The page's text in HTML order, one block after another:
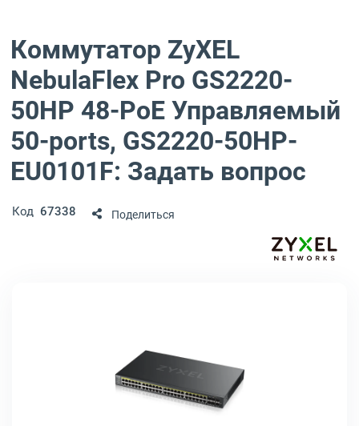
Коммутатор ZyXEL
NebulaFlex Pro GS2220-
50HP 48-PoE Управляемый
50-ports, GS2220-50HP-
EU0101F: Задать вопрос
Код 67338 Поделиться